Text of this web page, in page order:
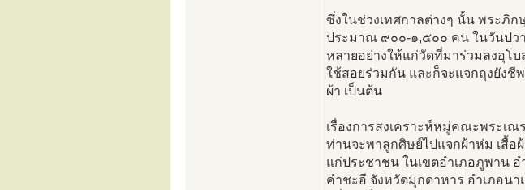
ซึ่งในช่วงเทศกาลต่างๆ นั้น พระภิ
ประมาณ ๙๐๐-๑,๕๐๐ คน ในวันปว
หลายอย่างให้แก่วัดที่มาร่วมลงอุโ
ใช้สอยร่วมกัน และก็จะแจกถุงยังชี
ผ้า เป็นต้น
เรื่องการสงเคราะห์หมู่คณะพระเ
ท่านจะพาลูกศิษย์ไปแจกผ้าห่ม เสื้อ
แก่ประชาชน ในเขตอำเภอภูพาน อ
คำชะอี จังหวัดมุกดาหาร อำเภอน